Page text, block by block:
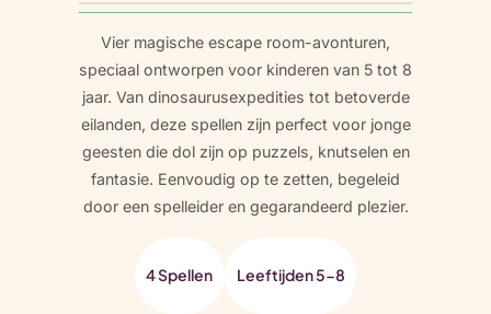
Vier magische escape room-avonturen,
speciaal ontworpen voor kinderen van 5 tot 8
jaar. Van dinosaurusexpedities tot betoverde
eilanden, deze spellen zijn perfect voor jonge
geesten die dol zijn op puzzels, knutselen en
fantasie. Eenvoudig op te zetten, begeleid
door een spelleider en gegarandeerd plezier.
4 Spellen Leeftijden 5-8